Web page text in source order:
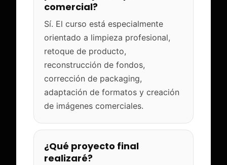
comercial?
Sí. El curso está especialmente
orientado a limpieza profesional,
retoque de producto,
reconstrucción de fondos,
corrección de packaging,
adaptación de formatos y creación
de imágenes comerciales.
¿Qué proyecto final
realizaré?